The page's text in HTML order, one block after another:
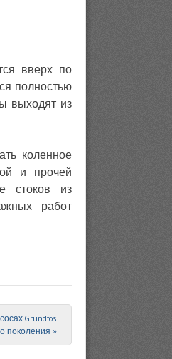
вверх по
полностью
выходят из
коленное
и прочей
стоков из
работ
Grundfos
поколения »